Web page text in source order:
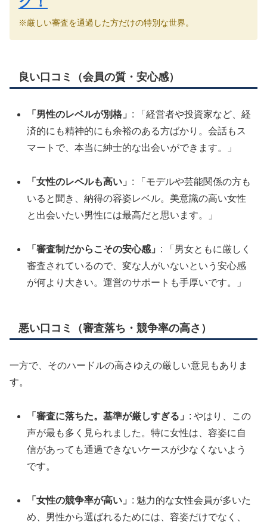
※厳しい審査を通過した方だけの特別な世界。
良い口コミ（会員の質・安心感）
「男性のレベルが別格」 : 「経営者や投資家など、経
済的にも精神的にも余裕のある方ばかり。会話もス
マートで、本当に紳士的な出会いができます。」
「女性のレベルも高い」 : 「モデルや芸能関係の方も
いると聞き、納得の容姿レベル。美意識の高い女性
と出会いたい男性には最高だと思います。」
「審査制だからこその安心感」 : 「男女ともに厳しく
審査されているので、変な人がいないという安心感
が何より大きい。運営のサポートも手厚いです。」
悪い口コミ（審査落ち・競争率の高さ）
一方で、そのハードルの高さゆえの厳しい意見もありま
す。
「審査に落ちた。基準が厳しすぎる」 : やはり、この
声が最も多く見られました。特に女性は、容姿に自
信があっても通過できないケースが少なくないよう
です。
「女性の競争率が高い」 : 魅力的な女性会員が多いた
め、男性から選ばれるためには、容姿だけでなく、